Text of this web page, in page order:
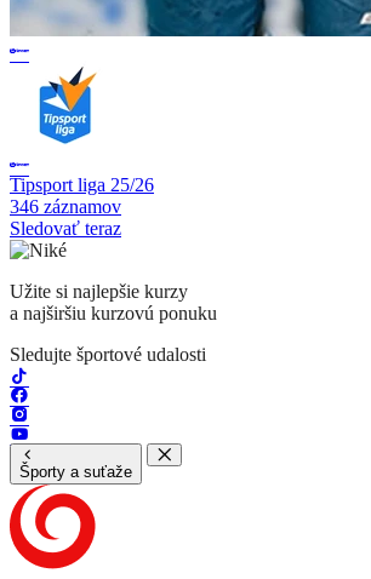
Tipsport liga 25/26
346 záznamov
Sledovať teraz
Užite si najlepšie kurzy
a najširšiu kurzovú ponuku
Sledujte športové udalosti
Športy a suťaže